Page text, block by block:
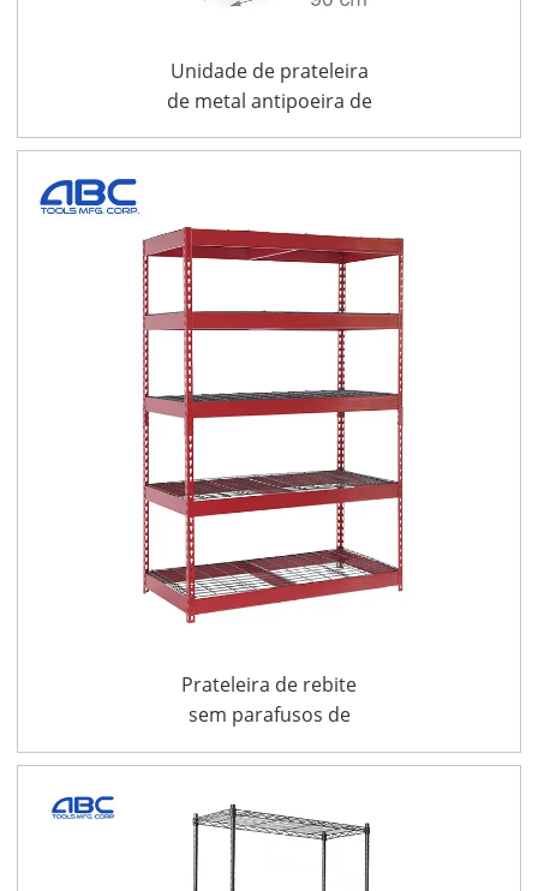
Unidade de prateleira
de metal antipoeira de
alta qualidade 5
prateleiras de
Prateleira de rebite
sem parafusos de
x 72″ A prateleira de
metal para
armazenamento de
garagem